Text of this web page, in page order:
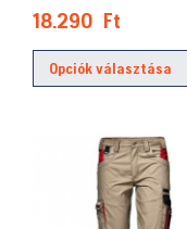
18.290 Ft
Opciók választása